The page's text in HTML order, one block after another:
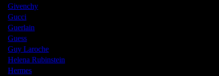
Givenchy
Gucci
Guerlain
Guess
Guy Laroche
Helena Rubinstein
Hermes